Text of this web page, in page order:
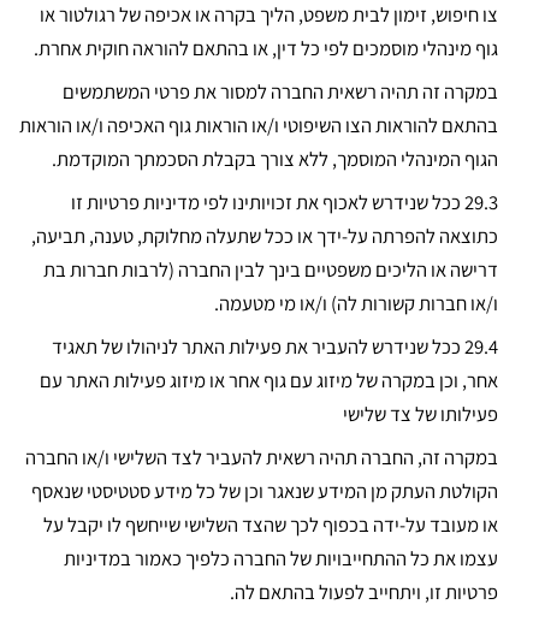
צו חיפוש, זימון לבית משפט, הליך בקרה או אכיפה של רגולטור או
גוף מינהלי מוסמכים לפי כל דין, או בהתאם להוראה חוקית אחרת.
במקרה זה תהיה רשאית החברה למסור את פרטי המשתמשים
בהתאם להוראות הצו השיפוטי ו/או הוראות גוף האכיפה ו/או הוראות
הגוף המינהלי המוסמך, ללא צורך בקבלת הסכמתך המוקדמת.
29.3ככל שנידרש לאכוף את זכויותינו לפי מדיניות פרטיות זו
כתוצאה להפרתה על-ידך או ככל שתעלה מחלוקת, טענה, תביעה,
דרישה או הליכים משפטיים בינך לבין החברה (לרבות חברות בת
ו/או חברות קשורות לה) ו/או מי מטעמה.
29.4ככל שנידרש להעביר את פעילות האתר לניהולו של תאגיד
אחר, וכן במקרה של מיזוג עם גוף אחר או מיזוג פעילות האתר עם
פעילותו של צד שלישי
במקרה זה, החברה תהיה רשאית להעביר לצד השלישי ו/או החברה
הקולטת העתק מן המידע שנאגר וכן של כל מידע סטטיסטי שנאסף
או מעובד על-ידה בכפוף לכך שהצד השלישי שייחשף לו יקבל על
עצמו את כל ההתחייבויות של החברה כלפיך כאמור במדיניות
פרטיות זו, ויתחייב לפעול בהתאם לה.